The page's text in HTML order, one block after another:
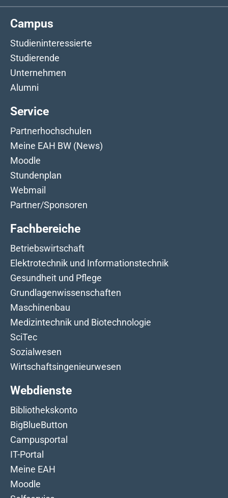
Campus
Studieninteressierte
Studierende
Unternehmen
Alumni
Service
Partnerhochschulen
Meine EAH BW (News)
Moodle
Stundenplan
Webmail
Partner/Sponsoren
Fachbereiche
Betriebswirtschaft
Elektrotechnik und Informationstechnik
Gesundheit und Pflege
Grundlagenwissenschaften
Maschinenbau
Medizintechnik und Biotechnologie
SciTec
Sozialwesen
Wirtschaftsingenieurwesen
Webdienste
Bibliothekskonto
BigBlueButton
Campusportal
IT-Portal
Meine EAH
Moodle